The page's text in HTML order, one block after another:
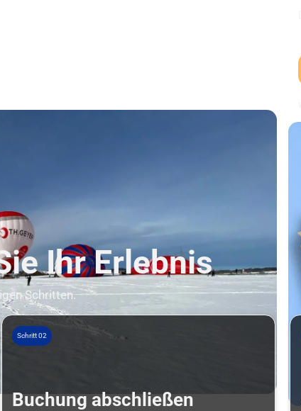
Ihr Erlebnis
Schritten.
Schritt 02
Buchung abschließen